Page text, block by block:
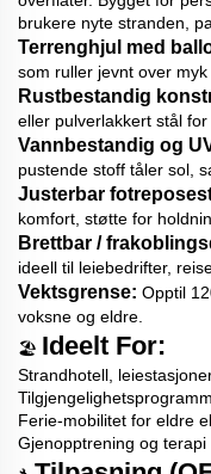
brukere nyte stranden,
Terrenghjul med
som ruller jevnt over
Rustbestandig
eller pulverlakkert stål
Vannbestandig og
pustende stoff tåler sol,
Justerbar
komfort, støtte for
Brettbar /
ideell til leiebedrifter,
Vektsgrense: Opptil
voksne og eldre.
🏖️ Ideelt For:
Strandhotell,
Ferie-mobilitet for eldre
Gjenopptrening og